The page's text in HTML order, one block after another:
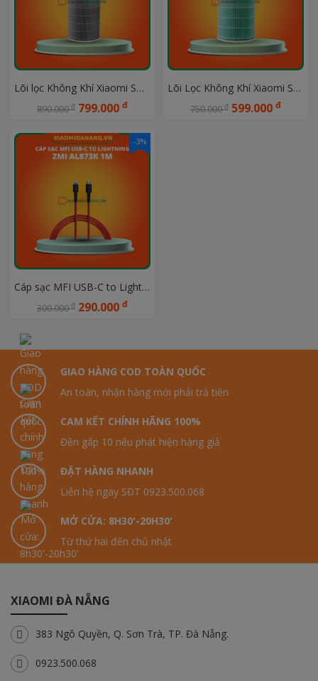
Lõi lọc Không Khí Xiaomi Smart Air Purifier 4 Lite
890.000đ 799.000 đ
Lõi Lọc Không Khí Xiaomi S1 khử mùi M6R-FLP
750.000đ 599.000 đ
Cáp sạc MFI USB-C to Lightning ZMI AL873K 1m
300.000đ 290.000 đ
-3%
GIAO HÀNG COD TOÀN QUỐC
An toàn, nhận hàng mới phải trả tiền
CAM KẾT CHÍNH HÃNG 100%
Đền gấp 10 nếu phát hiện hàng giả
ĐẶT HÀNG NHANH
Liên hệ ngay SĐT 0923.500.068
MỞ CỬA: 8H30'-20H30'
Từ thứ hai đến chủ nhật
XIAOMI ĐÀ NẴNG
383 Ngô Quyền, Q. Sơn Trà, TP. Đà Nẵng.
0923.500.068